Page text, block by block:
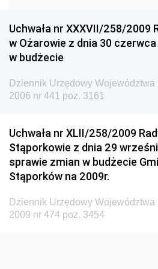
Dziennik Urzędowy Ministra
Społecznej
Dziennik Urzędowy Urzędu
Dziennik Urzędowy
Przemysłu Maszynowego
Dziennik Urzędowy
Społecznej
Dziennik Urzędowy
i Gospodarki Żywnościowej
Uchwała nr XXXVII/258/2009
w Ożarowie z dnia 30
w budżecie
Dziennik Urzędowy
2006 nr 441 poz. 3161
Uchwała nr XLII/258/2009
Stąporkowie z dnia 29
sprawie zmian w budżecie
Stąporków na 2009r.
Dziennik Urzędowy
2009 nr 474 poz. 3454